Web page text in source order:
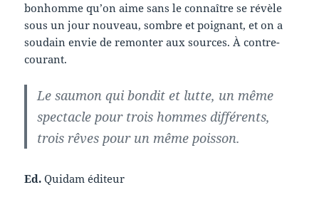
bonhomme qu’on aime sans le connaître se révèle
sous un jour nouveau, sombre et poignant, et on a
soudain envie de remonter aux sources. À contre-
courant.
Le saumon qui bondit et lutte, un même
spectacle pour trois hommes différents,
trois rêves pour un même poisson.
Ed. Quidam éditeur